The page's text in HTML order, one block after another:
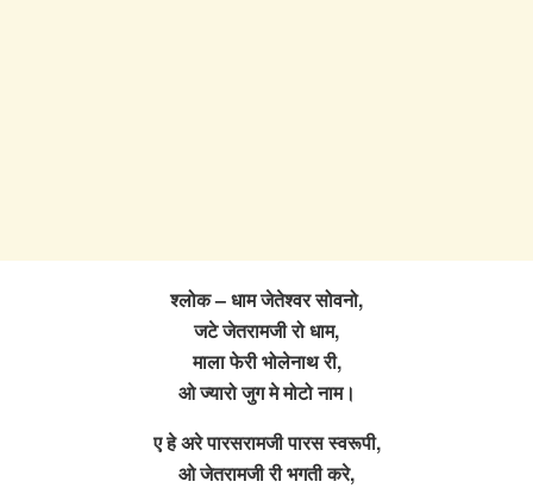
श्लोक – धाम जेतेश्वर सोवनो,
जटे जेतरामजी रो धाम,
माला फेरी भोलेनाथ री,
ओ ज्यारो जुग मे मोटो नाम।
ए हे अरे पारसरामजी पारस स्वरूपी,
ओ जेतरामजी री भगती करे,